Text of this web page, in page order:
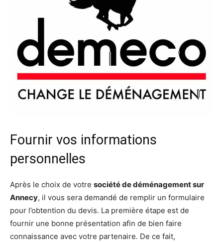
Fournir vos informations
personnelles
Après le choix de votre société de déménagement sur
Annecy, il vous sera demandé de remplir un formulaire
pour l’obtention du devis. La première étape est de
fournir une bonne présentation afin de bien faire
connaissance avec votre partenaire. De ce fait,